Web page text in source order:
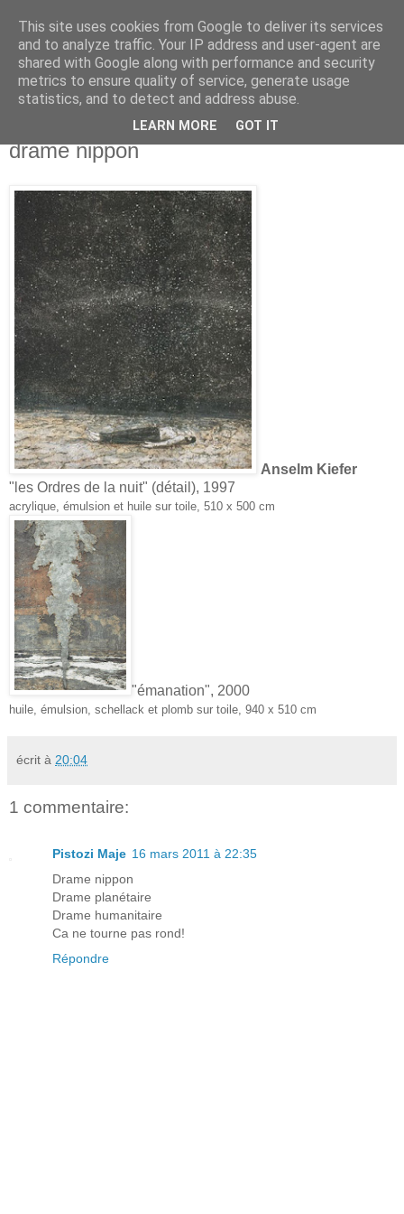
Isabelle L. Simon
artiste peintre
mercredi 16 mars 2011
drame nippon
Anselm Kiefer
"les Ordres de la nuit" (détail), 1997
acrylique, émulsion et huile sur toile, 510 x 500 cm
"émanation", 2000
huile, émulsion, schellack et plomb sur toile, 940 x 510 cm
écrit à 20:04
1 commentaire:
Pistozi Maje 16 mars 2011 à 22:35
Drame nippon
Drame planétaire
Drame humanitaire
Ca ne tourne pas rond!
Répondre
This site uses cookies from Google to deliver its services
and to analyze traffic. Your IP address and user-agent are
shared with Google along with performance and security
metrics to ensure quality of service, generate usage
statistics, and to detect and address abuse.
LEARN MORE GOT IT